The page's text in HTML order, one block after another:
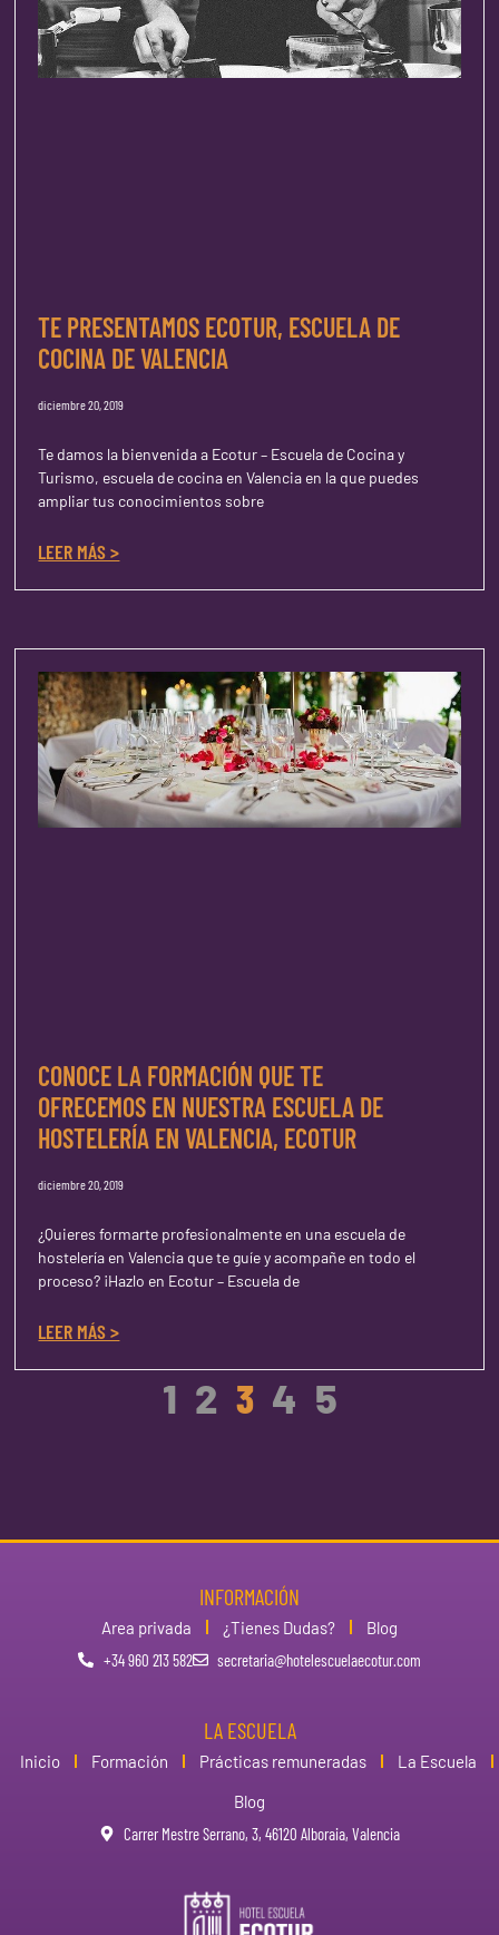
TE PRESENTAMOS ECOTUR, ESCUELA DE
COCINA DE VALENCIA
diciembre 20, 2019
Te damos la bienvenida a Ecotur – Escuela de Cocina y
Turismo, escuela de cocina en Valencia en la que puedes
ampliar tus conocimientos sobre
LEER MÁS >
CONOCE LA FORMACIÓN QUE TE
OFRECEMOS EN NUESTRA ESCUELA DE
HOSTELERÍA EN VALENCIA, ECOTUR
diciembre 20, 2019
¿Quieres formarte profesionalmente en una escuela de
hostelería en Valencia que te guíe y acompañe en todo el
proceso? ¡Hazlo en Ecotur – Escuela de
LEER MÁS >
1 2 3 4 5
INFORMACIÓN
Area privada ¿Tienes Dudas?
Blog
+34 960 213 582
secretaria@hotelescuelaecotur.com
LA ESCUELA
Inicio Formación Prácticas remuneradas
La Escuela
Blog
Carrer Mestre Serrano, 3, 46120 Alboraia, Valencia